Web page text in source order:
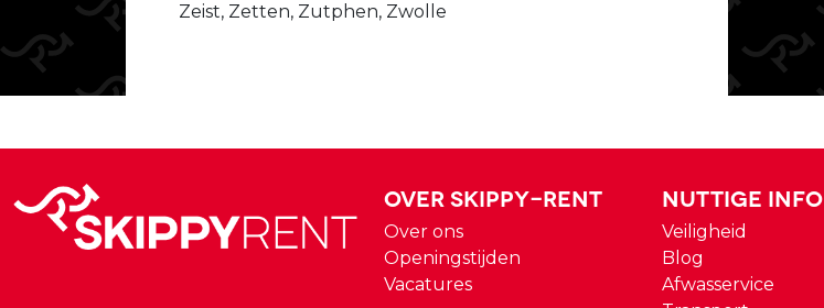
Zeist, Zetten, Zutphen, Zwolle
Over Skippy-rent
Over ons
Openingstijden
Vacatures
Nuttige Info
Veiligheid
Blog
Afwasservice